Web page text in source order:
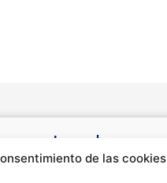
de las cookies
Legal
de Uso y Venta